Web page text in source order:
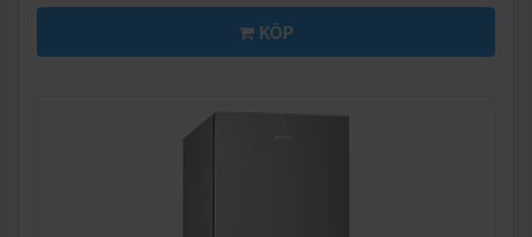
KÖP